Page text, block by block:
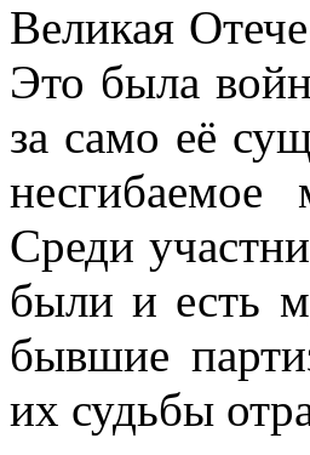
Великая
Это была
за само её
несгибаемое
Среди
были и есть
бывшие
их судьбы